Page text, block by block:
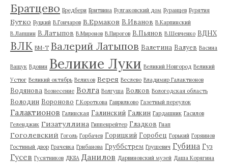
Братцево Бредбери Бритвина Булгаковский дом Буранцев Бурятия
Бутко Буцкий В.Гончаров В.Ермаков В.Иванов В.Карпинский
В.Лапшин В.Латыпов В.Миронов В.Пирогов В.Пьянов В.Шевченко ВДНХ
ВЛК ВМ-Т Валерий Латыпов Валетина Валуев Васина
Ващук Вдовин Великие Луки Великий Новгород Великий
Устюг Великий октябрь Велихов Верея Веслево Владимир Галактионов
Водянова Вознесение Волга Волгуша Волков Вологодская область
Володин Вороново Г.Короткова Гаврилково Газетный переулок
Галактионов Галинская Галинский Галкин Гардашник Гасилов
Геленджик Гизатуллина Гиппенрейтер Гладков Гнап
Гоголевский Гоголь Горбачев Горицкий Горобец Горький Горяинов
Гостиный двор Грачевка Грибанова Груббстрем Грушевич Губина Гуз
Гусев Гусятников ДКБА Данилов Дарвиновский музей Даша Корягина